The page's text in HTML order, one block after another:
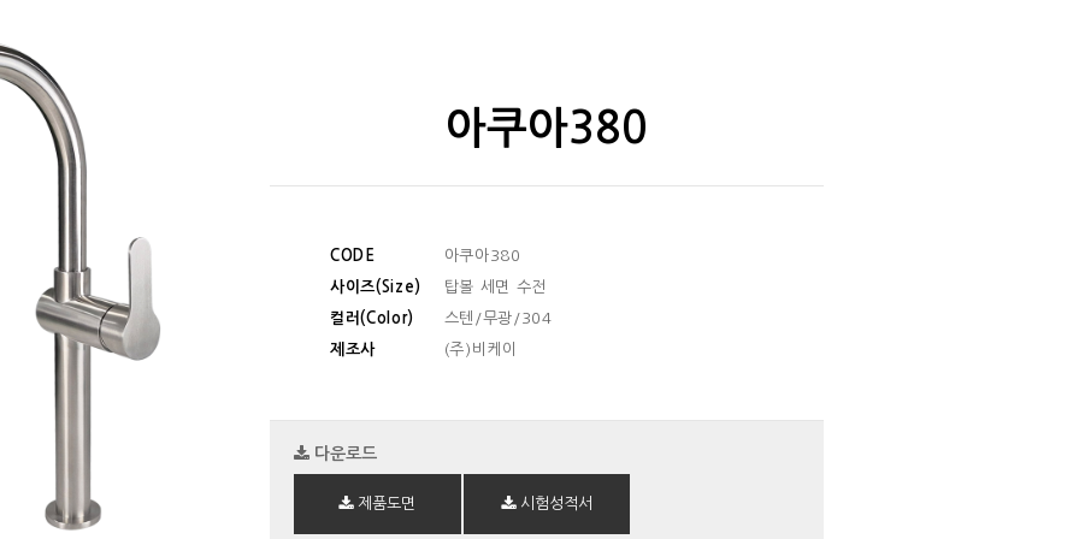
아쿠아380
CODE
아쿠아380
사이즈(Size)
탑볼 세면 수전
컬러(Color)
스텐/무광/304
제조사
(주)비케이
다운로드
제품도면 시험성적서